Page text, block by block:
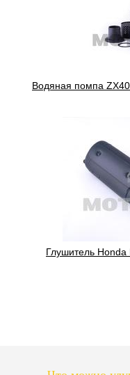
Водяная помпа
Глушитель Honda